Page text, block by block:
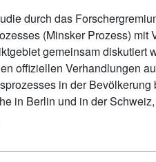
durch das
(Minsker Prozess) mit
gemeinsam diskutiert
offiziellen Verhandlungen
in der
in Berlin und in der